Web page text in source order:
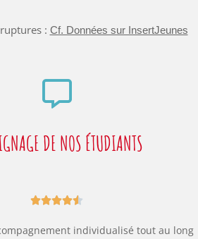
: Cf. Données sur InsertJeunes
DE NOS ÉTUDIANTS

individualisé tout au long